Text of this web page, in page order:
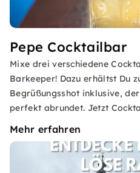
Pepe Cocktailbar
Mixe drei verschiedene
Barkeeper! Dazu erhältst Du
Begrüßungsshot inklusive,
perfekt abrundet. Jetzt
Mehr erfahren